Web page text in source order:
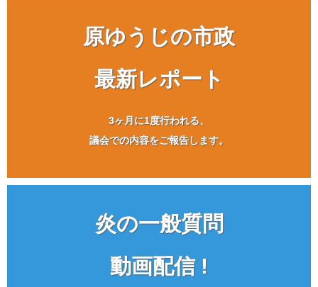
原ゆうじの市政
最新レポート
3ヶ月に1度行われる、
議会での内容をご報告します。
炎の一般質問
動画配信 !